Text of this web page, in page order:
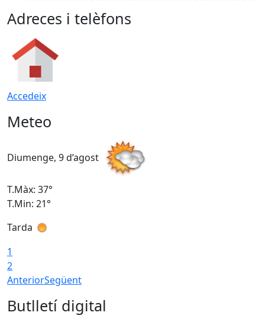
Adreces i telèfons
Accedeix
Meteo
Diumenge, 9 d’agost
T.Màx: 37°
T.Min: 21°
Tarda
1
2
AnteriorSegüent
Butlletí digital